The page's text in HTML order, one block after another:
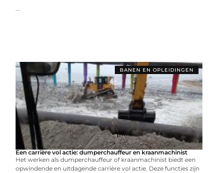
...
BANEN EN OPLEIDINGEN
Een carrière vol actie: dumperchauffeur en kraanmachinist
Het werken als dumperchauffeur of kraanmachinist biedt een
opwindende en uitdagende carrière vol actie. Deze functies zijn